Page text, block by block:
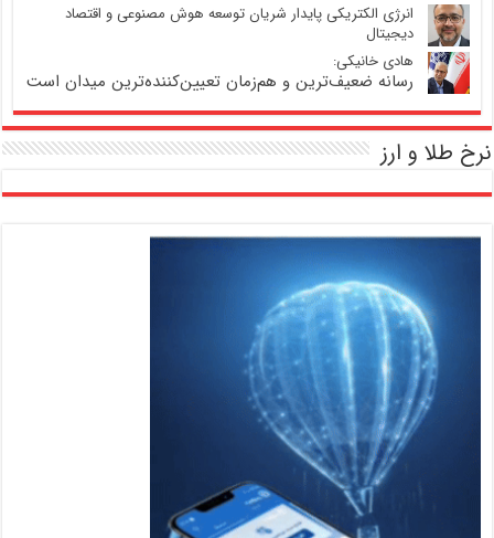
انرژی الکتریکی پایدار شریان توسعه هوش مصنوعی و اقتصاد
دیجیتال
هادی خانیکی:
رسانه ضعیف‌ترین و هم‌زمان تعیین‌کننده‌ترین میدان است
نرخ طلا و ارز